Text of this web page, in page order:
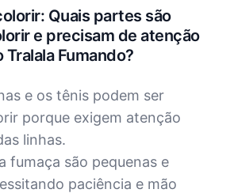
Quais partes são
e precisam de atenção
Tralala Fumando?
e os tênis podem ser
porque exigem atenção
linhas.
fumaça são pequenas e
paciência e mão